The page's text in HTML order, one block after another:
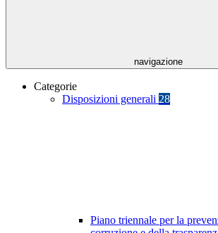
navigazione
Categorie
Disposizioni generali 28
Piano triennale per la